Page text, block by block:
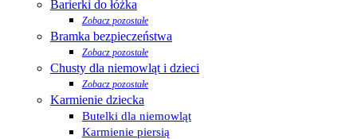
Barierki do łóżka
Zobacz pozostałe
Bramka bezpieczeństwa
Zobacz pozostałe
Chusty dla niemowląt i dzieci
Zobacz pozostałe
Karmienie dziecka
Butelki dla niemowląt
Karmienie piersią